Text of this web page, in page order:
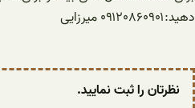
دهید:۰۹۱۲۰۸۶۰۹۰۱ میرزایی
نظرتان را ثبت نمایید.